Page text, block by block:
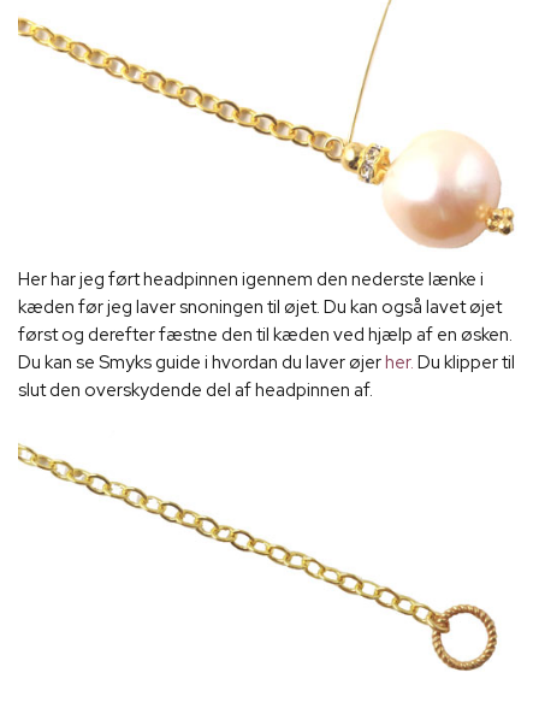
Her har jeg ført headpinnen igennem den nederste lænke i
kæden før jeg laver snoningen til øjet. Du kan også lavet øjet
først og derefter fæstne den til kæden ved hjælp af en øsken.
Du kan se Smyks guide i hvordan du laver øjerher. Du klipper til
slut den overskydende del af headpinnen af.